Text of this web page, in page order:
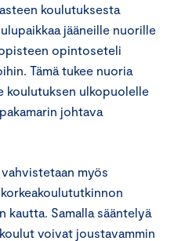
koulutuksesta
jääneille nuorille
opintoseteli
Tämä tukee nuoria
koulutuksen ulkopuolelle
johtava
myös
kautta. Samalla sääntelyä
voivat joustavammin